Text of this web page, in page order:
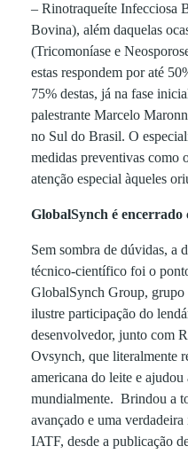
e
r
e
s
– Rinotraqueíte Infecciosa
Bovina), além daquelas
(Tricomoníase e
estas respondem por até
75% destas, já na fase
palestrante Marcelo
no Sul do Brasil. O
medidas preventivas como
atenção especial àqueles
GlobalSynch é encerrado
Sem sombra de dúvidas, a
técnico-científico foi o
GlobalSynch Group, grupo
ilustre participação do
desenvolvedor, junto com
Ovsynch, que literalmente
americana do leite e
mundialmente. Brindou a
avançado e uma
IATF, desde a publicação